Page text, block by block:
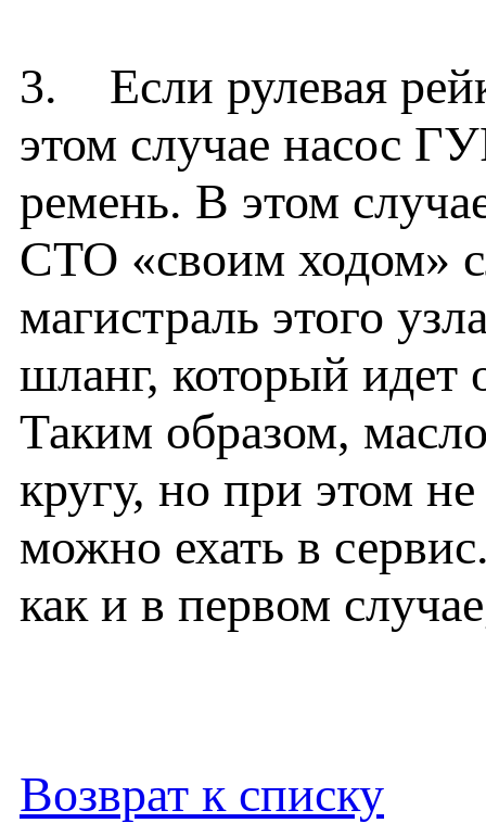
3. Если рулевая
этом случае насос
ремень. В этом
СТО «своим ходом»
магистраль этого
шланг, который идет
Таким образом,
кругу, но при этом
можно ехать в
как и в первом
Возврат к списку